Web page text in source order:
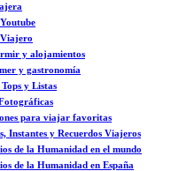
y alojamientos
y gastronomía
y Listas
para viajar favoritas
Instantes y Recuerdos Viajeros
de la Humanidad en el mundo
de la Humanidad en España